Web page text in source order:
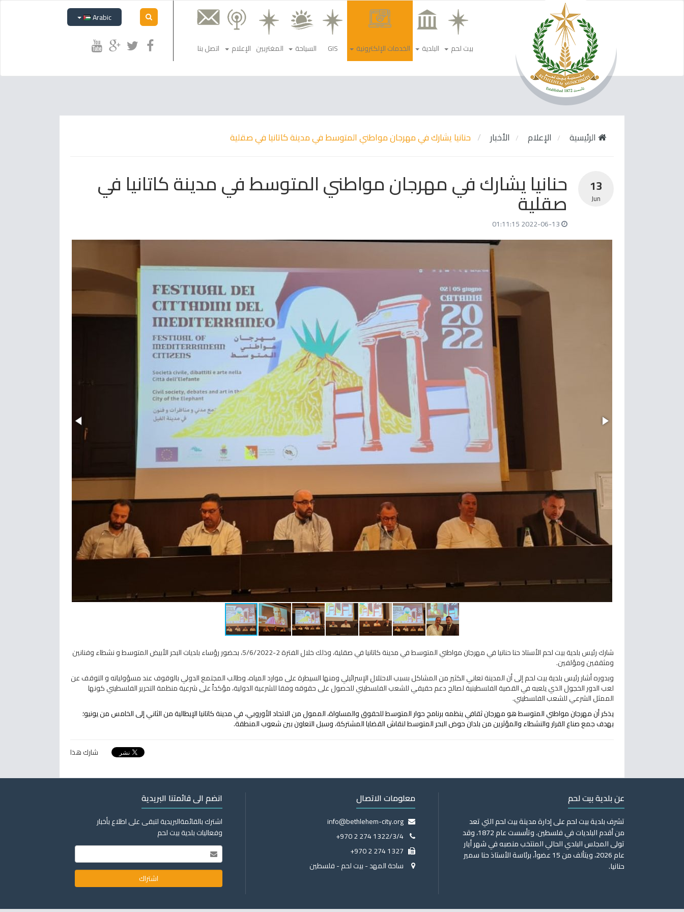
بيت لحم البلدية الخدمات الإلكترونية GIS السياحة المغتربين الإعلام اتصل بنا
Arabic
الرئيسية الإعلام الأخبار حنانيا يشارك في مهرجان مواطني المتوسط في مدينة كاتانيا في صقلية
13
Jun حنانيا يشارك في مهرجان مواطني المتوسط في مدينة كاتانيا في
صقلية
2022-06-13 01:11:15
شارك رئيس بلدية بيت لحم الأستاذ حنا حنانيا في مهرجان مواطني المتوسط في مدينة كاتانيا في صقلية، وذلك خلال الفترة 2-5/6/2022، بحضور رؤساء بلديات البحر الأبيض المتوسط و نشطاء وفنانين
ومثقفين ومؤلفين.
وبدوره أشار رئيس بلدية بيت لحم إلى أن المدينة تعاني الكثير من المشاكل بسبب الاحتلال الإسرائيلي ومنها السيطرة على موارد المياه، وطالب المجتمع الدولي بالوقوف عند مسؤولياته و التوقف عن
لعب الدور الخجول الذي يلعبه في القضية الفلسطينية لصالح دعم حقيقي للشعب الفلسطيني للحصول على حقوقه وفقا للشرعية الدولية، مؤكداً على شرعية منظمة التحرير الفلسطيني كونها
الممثل الشرعي للشعب الفلسطيني.
يذكر أن مهرجان مواطني المتوسط هو مهرجان ثقافي ينظمه برنامج حوار المتوسط للحقوق والمساواة، الممول من الاتحاد الأوروبي، في مدينة كاتانيا الإيطالية من الثاني إلى الخامس من يونيو؛
بهدف جمع صناع القرار والنشطاء والمؤثرين من بلدان حوض البحر المتوسط لنقاش القضايا المشتركة، وسبل التعاون بين شعوب المنطقة.
شارك هذا
عن بلدية بيت لحم
تشرف بلدية بيت لحم على إدارة مدينة بيت لحم التي تعد
من أقدم البلديات في فلسطين. وتأسست عام 1872، وقد
تولى المجلس البلدي الحالي المنتخب منصبه في شهر أيار
عام 2026، ويتألف من 15 عضواً، برئاسة الأستاذ حنا سمير
حنانيا.
معلومات الاتصال
info@bethlehem-city.org
+970 2 274 1322/3/4
+970 2 274 1327
ساحة المهد - بيت لحم - فلسطين
انضم الى قائمتنا البريدية
اشترك بالقائمةالبريدية لتبقى على اطلاع بأخبار
وفعاليات بلدية بيت لحم